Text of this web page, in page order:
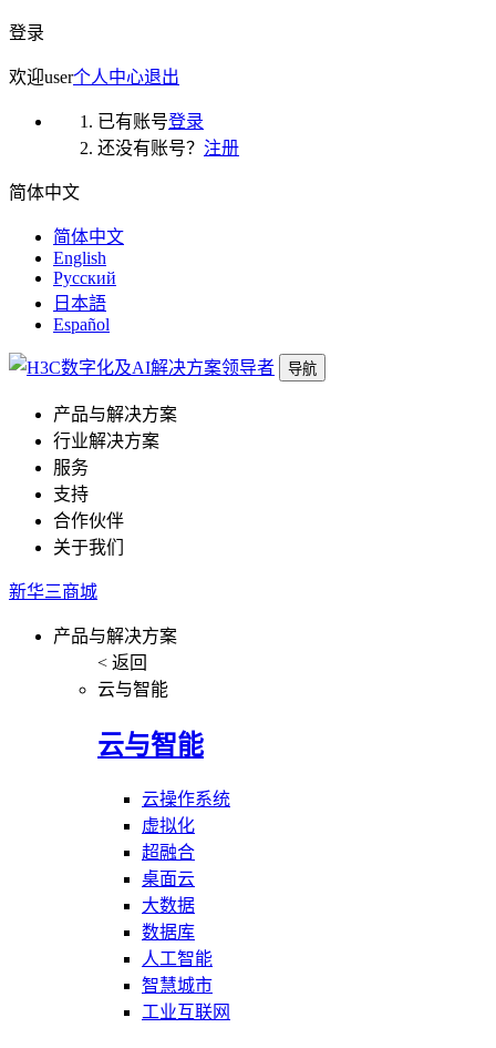
登录
欢迎user个人中心退出
已有账号登录
还没有账号？ 注册
简体中文
简体中文
English
Русский
日本語
Español
导航
产品与解决方案
行业解决方案
服务
支持
合作伙伴
关于我们
新华三商城
产品与解决方案
< 返回
云与智能
云与智能
云操作系统
虚拟化
超融合
桌面云
大数据
数据库
人工智能
智慧城市
工业互联网